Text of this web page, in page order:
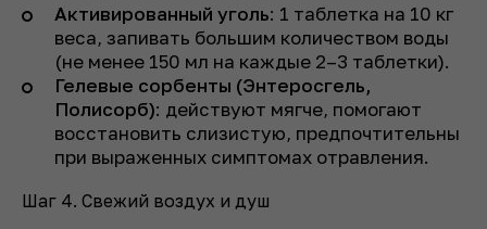
Активированный уголь: 1 таблетка на 10 кг
веса, запивать большим количеством воды
(не менее 150 мл на каждые 2–3 таблетки).
Гелевые сорбенты (Энтеросгель,
Полисорб): действуют мягче, помогают
восстановить слизистую, предпочтительны
при выраженных симптомах отравления.
Шаг 4. Свежий воздух и душ